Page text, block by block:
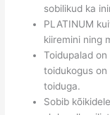
sobilikud ka
PLATINUM
kiiremini ning
Toidupalad
toidukogus
toiduga.
Sobib